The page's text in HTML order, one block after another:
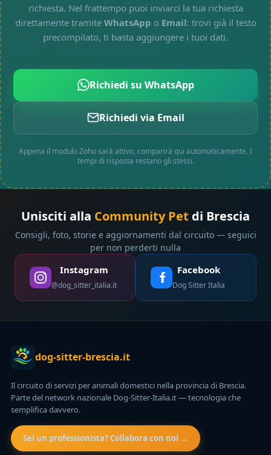
richiesta. Nel frattempo puoi inviarci la tua richiesta
direttamente tramite WhatsApp o Email: trovi già il testo
precompilato, ti basta aggiungere i tuoi dati.
Richiedi su WhatsApp
Richiedi via Email
Appena il modulo Zoho sarà attivo, comparirà qui automaticamente. I
tempi di risposta restano gli stessi.
Unisciti alla Community Pet di Brescia
Consigli, foto, storie e aggiornamenti dal circuito — seguici
per non perderti nulla
Instagram
@dog_sitter_italia.it
Facebook
Dog Sitter Italia
dog-sitter-brescia.it
Il circuito di servizi per animali domestici nella provincia di Brescia.
Parte del network nazionale Dog-Sitter-Italia.it — tecnologia che
semplifica davvero.
Sei un professionista? Collabora con noi →